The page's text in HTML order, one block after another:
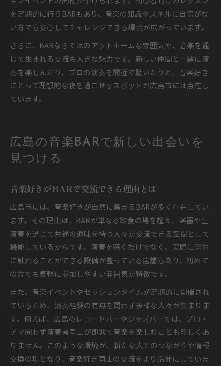
を定期的に行うBARもあり、音楽の知識やスキルに自信がな
い方でも安心してチャレンジできる環境が広がっています。
さらに、BARならではのアットホームな雰囲気や、音楽を通
じて生まれる交流も大きな魅力です。新しい仲間と一緒に演
奏を楽しんだり、プロの演奏を間近で聴いたりと、音楽好き
にとって理想的な夜を過ごせるスポットが広島市には点在し
ています。
広島の音楽BARで新しい出会いを
見つける
音楽好きがBARで交流できる理由とは
広島市には、音楽好きが自然に集まるBARが多く存在してい
ます。その理由は、BARが単なる飲食の場を超え、楽器や生
演奏を通じて共通の趣味を持つ人々が交流できる空間として
機能しているからです。演奏を聴くだけでなく、実際に楽器
に触れることができる設備が整っている店舗もあり、初めて
の方でも気軽に参加しやすい雰囲気が特徴です。
また、音楽イベントやセッションタイムが定期的に開催され
ているため、演奏経験の有無を問わず多様な人々が集まりま
す。例えば、広島のレコードバーやジャズバーでは、プロ・
アマ問わず演奏者同士が即興で音楽を楽しむことも珍しくあ
りません。このような環境が、新たな人とのつながりや情報
交換の場となり、音楽好き同士の交流をより活発にしていま